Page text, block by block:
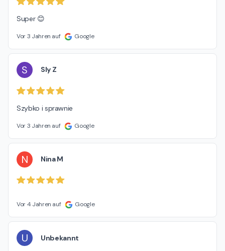
Super 😊
Vor 3 Jahren auf Google
S Sly Z
Szybko i sprawnie
Vor 3 Jahren auf Google
N Nina M
Vor 4 Jahren auf Google
U Unbekannt